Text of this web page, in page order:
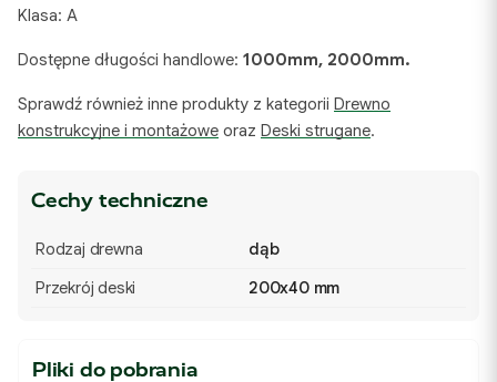
Klasa: A
Dostępne długości handlowe: 1000mm, 2000mm.
Sprawdź również inne produkty z kategorii Drewno
konstrukcyjne i montażowe oraz Deski strugane.
Cechy techniczne
Rodzaj drewna
dąb
Przekrój deski
200x40 mm
Pliki do pobrania